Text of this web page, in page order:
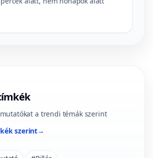
a trendi témák szerint
szerint→